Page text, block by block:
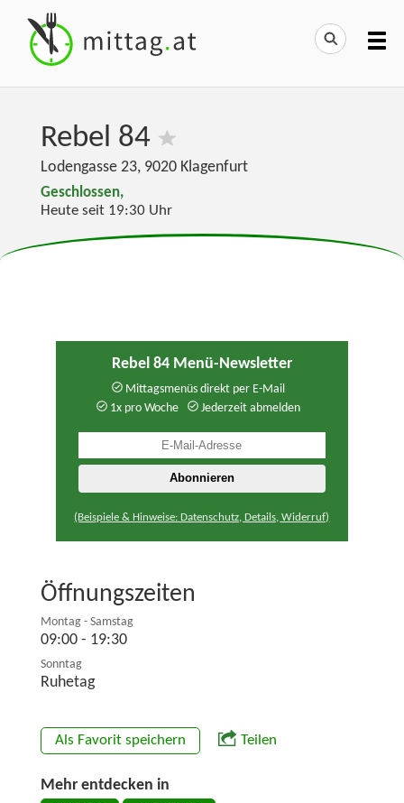
Rebel 84
Lodengasse 23, 9020 Klagenfurt
Geschlossen,
Heute seit 19:30 Uhr
Rebel 84 Menü-Newsletter
Mittagsmenüs direkt per E-Mail
1x pro Woche
Jederzeit abmelden
(Beispiele & Hinweise: Datenschutz, Details, Widerruf)
Öffnungszeiten
Montag - Samstag
09:00 - 19:30
Sonntag
Ruhetag
Als Favorit speichern Teilen
Mehr entdecken in